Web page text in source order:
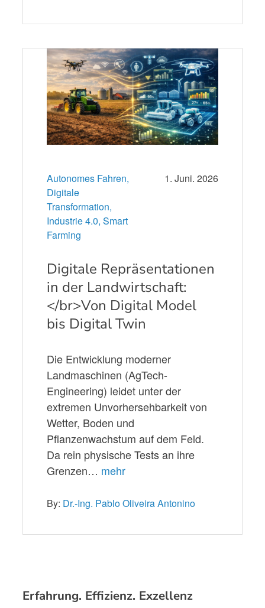
Autonomes Fahren,
Digitale
Transformation,
Industrie 4.0, Smart
Farming
1. Juni. 2026
Digitale Repräsentationen
in der Landwirtschaft:
</br>Von Digital Model
bis Digital Twin
Die Entwicklung moderner
Landmaschinen (AgTech-
Engineering) leidet unter der
extremen Unvorhersehbarkeit von
Wetter, Boden und
Pflanzenwachstum auf dem Feld.
Da rein physische Tests an ihre
Grenzen… mehr
By: Dr.-Ing. Pablo Oliveira Antonino
Erfahrung. Effizienz. Exzellenz